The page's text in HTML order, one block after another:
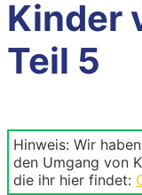
Kinder
Teil 5
Hinweis: Wir
den Umgang von
die ihr hier findet: